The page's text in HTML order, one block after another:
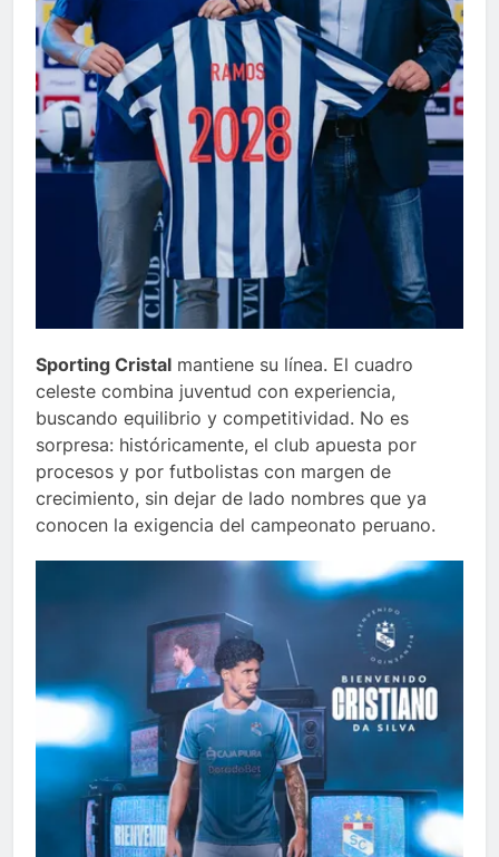
Sporting Cristal mantiene su línea. El cuadro
celeste combina juventud con experiencia,
buscando equilibrio y competitividad. No es
sorpresa: históricamente, el club apuesta por
procesos y por futbolistas con margen de
crecimiento, sin dejar de lado nombres que ya
conocen la exigencia del campeonato peruano.